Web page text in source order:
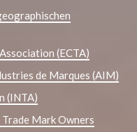
(ECTA)
de Marques (AIM)
(INTA)
Mark Owners